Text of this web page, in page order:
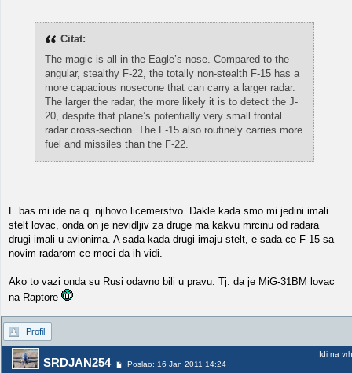
Citat:
The magic is all in the Eagle’s nose. Compared to the
angular, stealthy F-22, the totally non-stealth F-15 has a
more capacious nosecone that can carry a larger radar.
The larger the radar, the more likely it is to detect the J-
20, despite that plane’s potentially very small frontal
radar cross-section. The F-15 also routinely carries more
fuel and missiles than the F-22.
E bas mi ide na q. njihovo licemerstvo. Dakle kada smo mi jedini imali
stelt lovac, onda on je nevidljiv za druge ma kakvu mrcinu od radara
drugi imali u avionima. A sada kada drugi imaju stelt, e sada ce F-15 sa
novim radarom ce moci da ih vidi.
Ako to vazi onda su Rusi odavno bili u pravu. Tj. da je MiG-31BM lovac
na Raptore
Profil
SRDJAN254 Poslao: 16 Jan 2011 14:24
Idi na vrh